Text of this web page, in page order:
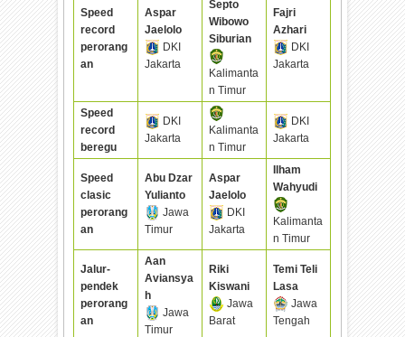
Speed
record
perorang
an
Aspar
Jaelolo
DKI
Jakarta
Septo
Wibowo
Siburian
Kalimanta
n Timur
Fajri
Azhari
DKI
Jakarta
Speed
record
beregu
DKI
Jakarta
Kalimanta
n Timur
DKI
Jakarta
Speed
clasic
perorang
an
Abu Dzar
Yulianto
Jawa
Timur
Aspar
Jaelolo
DKI
Jakarta
Ilham
Wahyudi
Kalimanta
n Timur
Jalur-
pendek
perorang
an
Aan
Aviansya
h
Jawa
Timur
Riki
Kiswani
Jawa
Barat
Temi Teli
Lasa
Jawa
Tengah